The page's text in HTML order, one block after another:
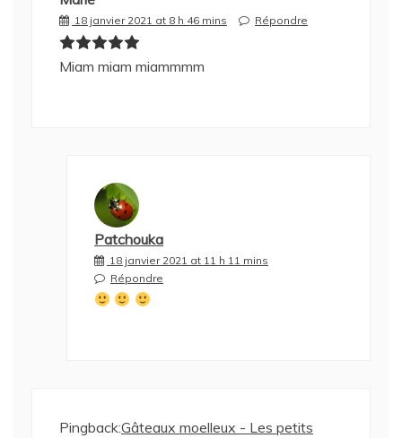
18 janvier 2021 at 8 h 46 mins Répondre
Miam miam miammmm
Patchouka
18 janvier 2021 at 11 h 11 mins
Répondre
Pingback:Gâteaux moelleux - Les petits